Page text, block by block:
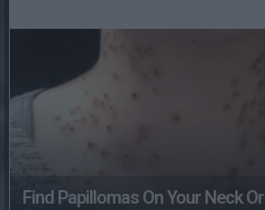
Find Papillomas On Your Neck